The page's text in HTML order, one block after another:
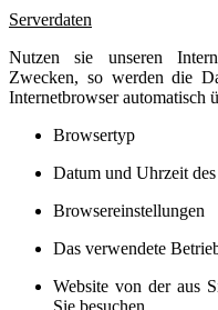
Serverdaten
Nutzen sie unseren
Zwecken, so werden die
Internetbrowser automatisch
Browsertyp
Datum und Uhrzeit
Browsereinstellungen
Das verwendete
Website von der aus